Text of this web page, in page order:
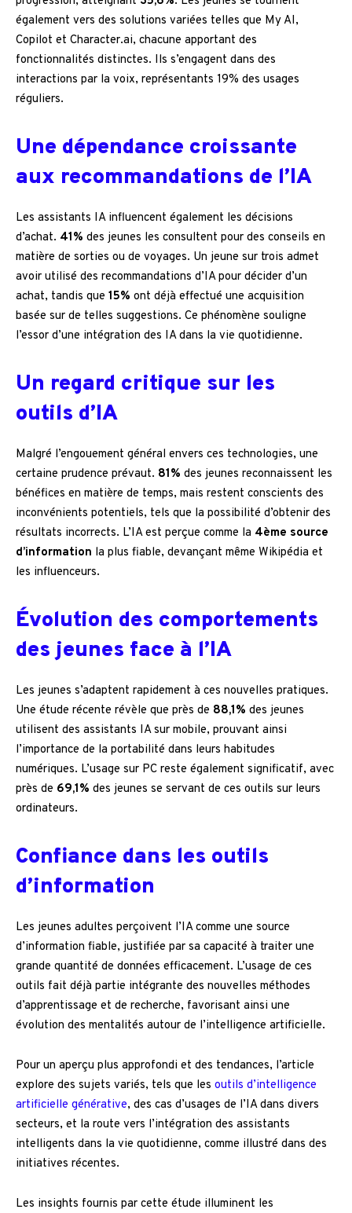
également vers des solutions variées telles que My AI,
Copilot et Character.ai, chacune apportant des
fonctionnalités distinctes. Ils s’engagent dans des
interactions par la voix, représentants 19% des usages
réguliers.
Une dépendance croissante
aux recommandations de l’IA
Les assistants IA influencent également les décisions
d’achat. 41% des jeunes les consultent pour des conseils en
matière de sorties ou de voyages. Un jeune sur trois admet
avoir utilisé des recommandations d’IA pour décider d’un
achat, tandis que 15% ont déjà effectué une acquisition
basée sur de telles suggestions. Ce phénomène souligne
l’essor d’une intégration des IA dans la vie quotidienne.
Un regard critique sur les
outils d’IA
Malgré l’engouement général envers ces technologies, une
certaine prudence prévaut. 81% des jeunes reconnaissent les
bénéfices en matière de temps, mais restent conscients des
inconvénients potentiels, tels que la possibilité d’obtenir des
résultats incorrects. L’IA est perçue comme la 4ème source
d’information la plus fiable, devançant même Wikipédia et
les influenceurs.
Évolution des comportements
des jeunes face à l’IA
Les jeunes s’adaptent rapidement à ces nouvelles pratiques.
Une étude récente révèle que près de 88,1% des jeunes
utilisent des assistants IA sur mobile, prouvant ainsi
l’importance de la portabilité dans leurs habitudes
numériques. L’usage sur PC reste également significatif, avec
près de 69,1% des jeunes se servant de ces outils sur leurs
ordinateurs.
Confiance dans les outils
d’information
Les jeunes adultes perçoivent l’IA comme une source
d’information fiable, justifiée par sa capacité à traiter une
grande quantité de données efficacement. L’usage de ces
outils fait déjà partie intégrante des nouvelles méthodes
d’apprentissage et de recherche, favorisant ainsi une
évolution des mentalités autour de l’intelligence artificielle.
Pour un aperçu plus approfondi et des tendances, l’article
explore des sujets variés, tels que les outils d’intelligence
artificielle générative, des cas d’usages de l’IA dans divers
secteurs, et la route vers l’intégration des assistants
intelligents dans la vie quotidienne, comme illustré dans des
initiatives récentes.
Les insights fournis par cette étude illuminent les